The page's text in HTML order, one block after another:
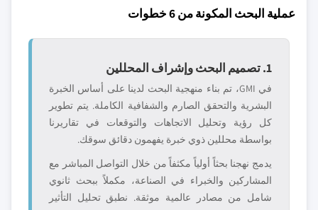
عملية البحث المكونة من 6 خطوات
1. تصميم البحث وإشراف المحللين
في GMI، تم بناء منهجية البحث لدينا على أساس الخبرة
البشرية والتحقق الصارم والشفافية الكاملة. يتم تطوير
كل رؤية وتحليل الاتجاهات والتوقعات في تقاريرنا
بواسطة محللين ذوي خبرة يفهمون دقائق سوقك.
يدمج نهجنا بحثاً أولياً مكثفاً من خلال التواصل المباشر مع
المشاركين والخبراء في الصناعة، مكملاً ببحث ثانوي
شامل من مصادر عالمية موثقة. نطبق تحليل التأثير